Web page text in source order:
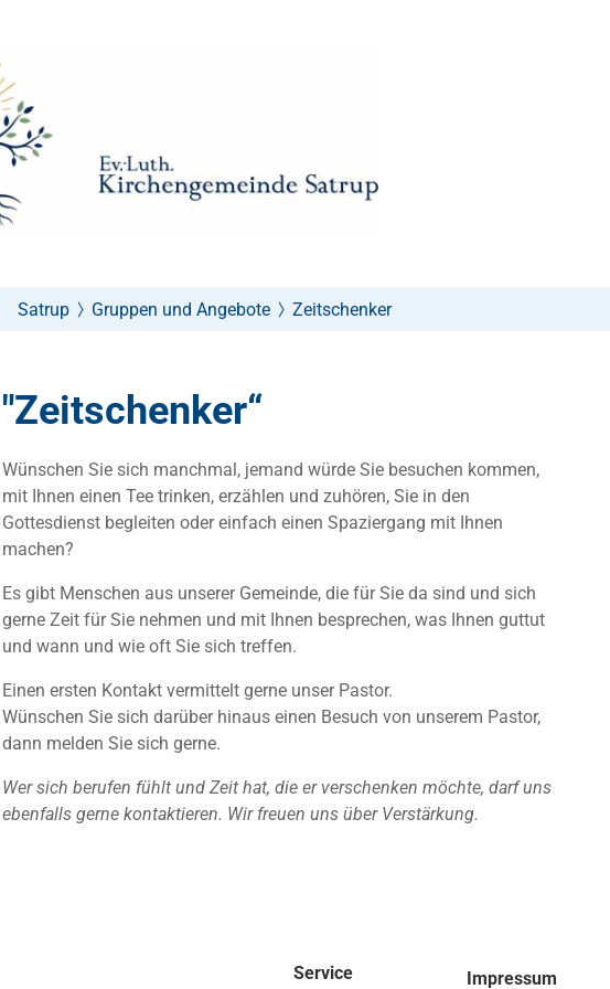
Satrup Gruppen und Angebote Zeitschenker
"Zeitschenker“
Wünschen Sie sich manchmal, jemand würde Sie besuchen kommen,
mit Ihnen einen Tee trinken, erzählen und zuhören, Sie in den
Gottesdienst begleiten oder einfach einen Spaziergang mit Ihnen
machen?
Es gibt Menschen aus unserer Gemeinde, die für Sie da sind und sich
gerne Zeit für Sie nehmen und mit Ihnen besprechen, was Ihnen guttut
und wann und wie oft Sie sich treffen.
Einen ersten Kontakt vermittelt gerne unser Pastor.
Wünschen Sie sich darüber hinaus einen Besuch von unserem Pastor,
dann melden Sie sich gerne.
Wer sich berufen fühlt und Zeit hat, die er verschenken möchte, darf uns
ebenfalls gerne kontaktieren. Wir freuen uns über Verstärkung.
Service Impressum